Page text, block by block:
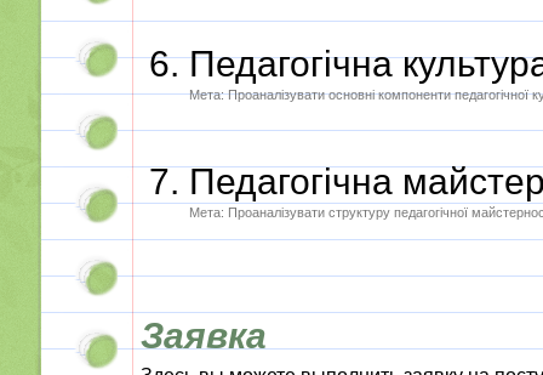
Педагогічна
Мета: Проаналізувати основні компоненти педагогічної
Педагогічна
Мета: Проаналізувати структуру педагогічної
Заявка